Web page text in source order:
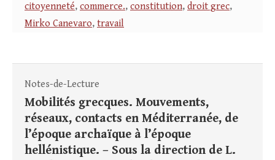
citoyenneté, commerce., constitution, droit grec,
Mirko Canevaro, travail
Notes-de-Lecture
Mobilités grecques. Mouvements,
réseaux, contacts en Méditerranée, de
l’époque archaïque à l’époque
hellénistique. – Sous la direction de L.